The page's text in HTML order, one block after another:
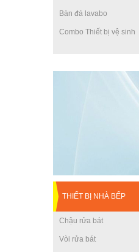
Bàn đá lavabo
Combo Thiết bị vệ sinh
THIẾT BỊ NHÀ BẾP
Chậu rửa bát
Vòi rửa bát